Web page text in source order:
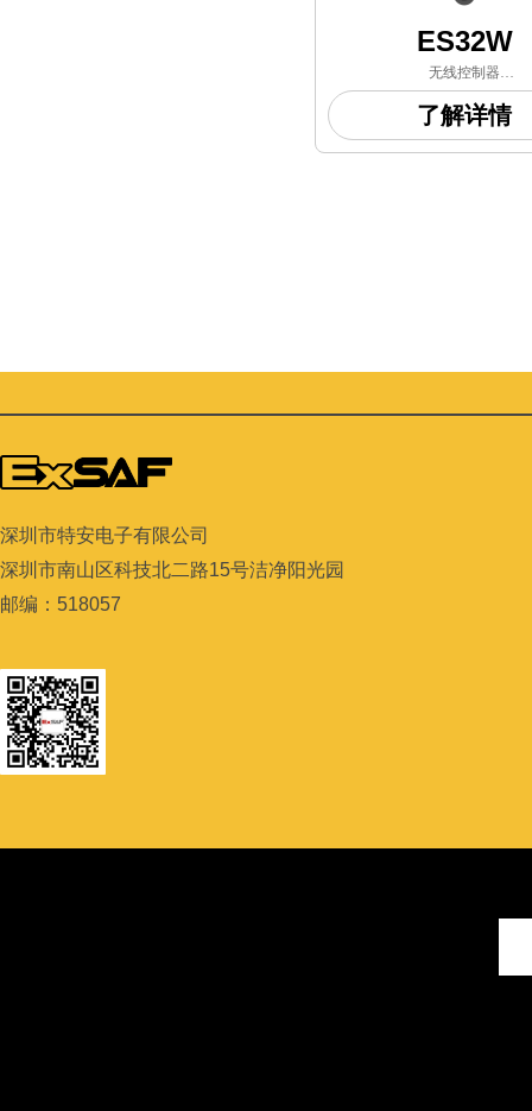
ES32W
无线控制器
——
根据使用环境的要求，主要应
了解详情
深圳市特安电子有限公司
深圳市南山区科技北二路15号洁净阳光园
邮编： 518057